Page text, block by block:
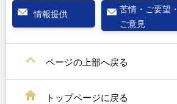
情報提供
苦情・ご要望・
ご意見
ページの上部へ戻る
トップページに戻る